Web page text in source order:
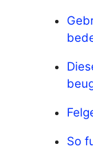
So